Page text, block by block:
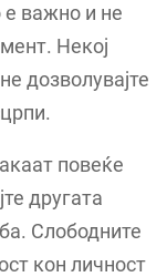
е важно и не
Некој
дозволувајте
повеќе
другата
Слободните
кон личност